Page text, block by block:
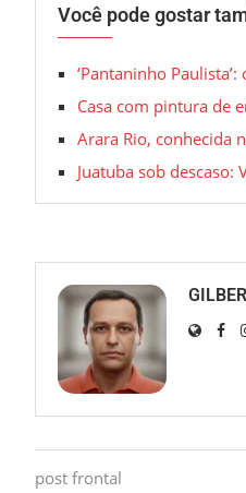
Você pode gostar
‘Pantaninho
Casa com pintura de
Arara Rio, conhecida
Juatuba sob descaso:
post frontal